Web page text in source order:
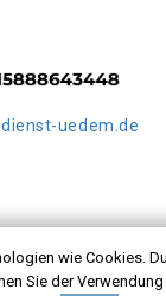
wie Cookies.
Sie der
uedem.de